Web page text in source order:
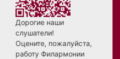
Дорогие наши
слушатели!
Оцените, пожалуйста,
работу Филармонии